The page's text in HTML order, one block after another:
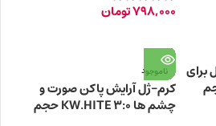
798,000تومان
برای ناموجود
کرم-ژل آرایش پاکن صورت و
چشم ها KW.HITE 3:0 حجم